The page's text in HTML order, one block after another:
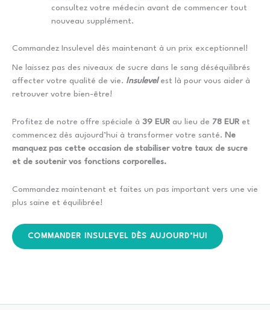
consultez votre médecin avant de commencer tout
nouveau supplément.
Commandez Insulevel dès maintenant à un prix exceptionnel!
Ne laissez pas des niveaux de sucre dans le sang déséquilibrés
affecter votre qualité de vie. Insulevelest là pour vous aider à
retrouver votre bien-être!
Profitez de notre offre spéciale à 39 EUR au lieu de 78 EUR et
commencez dès aujourd’hui à transformer votre santé. Ne
manquez pas cette occasion de stabiliser votre taux de sucre
et de soutenir vos fonctions corporelles.
Commandez maintenant et faites un pas important vers une vie
plus saine et équilibrée!
COMMANDER INSULEVEL DÈS AUJOURD’HUI